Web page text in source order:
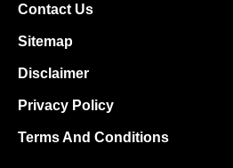
Contact Us
Sitemap
Disclaimer
Privacy Policy
Terms And Conditions